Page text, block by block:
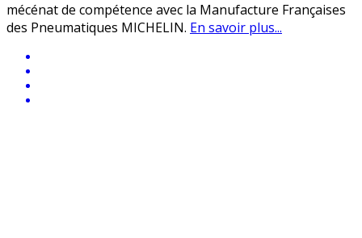
mécénat de compétence avec la Manufacture Françaises
des Pneumatiques MICHELIN. En savoir plus...